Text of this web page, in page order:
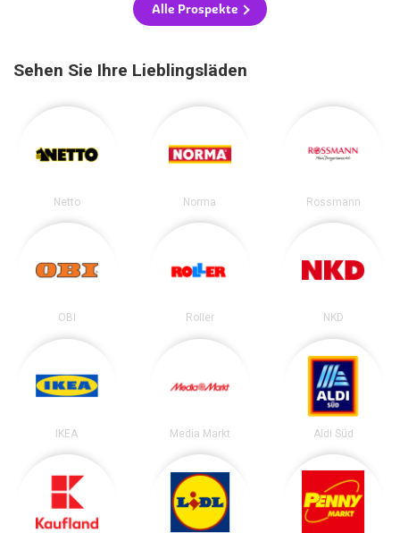
Alle Prospekte
Sehen Sie Ihre Lieblingsläden
Netto Norma Rossmann
OBI Roller NKD
IKEA Media Markt Aldi Süd